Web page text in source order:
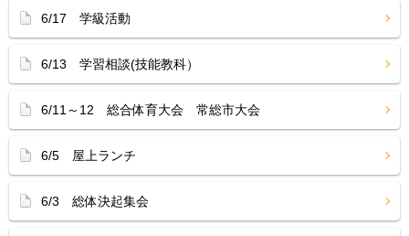
6/17 学級活動
6/13 学習相談(技能教科）
6/11～12 総合体育大会 常総市大会
6/5 屋上ランチ
6/3 総体決起集会